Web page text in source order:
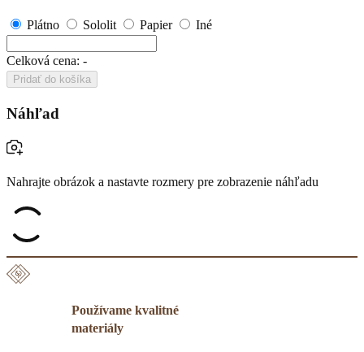
Plátno Sololit Papier Iné
Celková cena: -
Pridať do košíka
Náhľad
Nahrajte obrázok a nastavte rozmery pre zobrazenie náhľadu
Používame kvalitné
materiály